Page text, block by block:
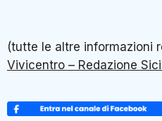
(tutte le altre informazioni
Vivicentro – Redazione